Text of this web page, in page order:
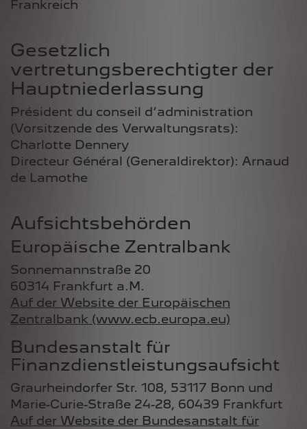
Frankreich
Gesetzlich
vertretungsberechtigter der
Hauptniederlassung
Président du conseil d’administration
(Vorsitzende des Verwaltungsrats):
Charlotte Dennery
Directeur Général (Generaldirektor): Arnaud
de Lamothe
Aufsichtsbehörden
Europäische Zentralbank
Sonnemannstraße 20
60314 Frankfurt a.M.
Auf der Website der Europäischen
Zentralbank (www.ecb.europa.eu)
Bundesanstalt für
Finanzdienstleistungsaufsicht
Graurheindorfer Str. 108, 53117 Bonn und
Marie-Curie-Straße 24-28, 60439 Frankfurt
Auf der Website der Bundesanstalt für